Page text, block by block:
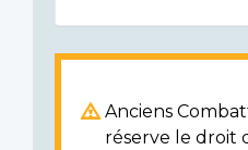
Anciens
réserve le droit